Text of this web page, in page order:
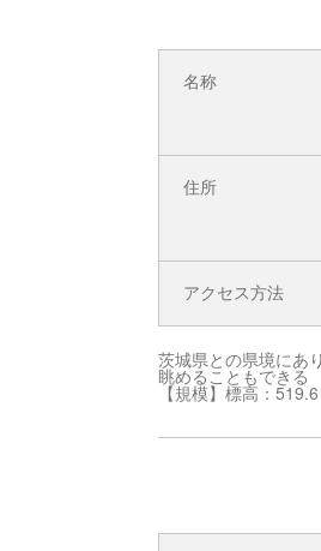
名称
住所
アクセス方法
茨城県との県境にあ
眺めることもできる
【規模】標高：519.6